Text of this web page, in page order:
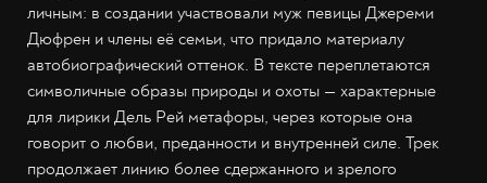
личным: в создании участвовали муж певицы Джереми
Дюфрен и члены её семьи, что придало материалу
автобиографический оттенок. В тексте переплетаются
символичные образы природы и охоты — характерные
для лирики Дель Рей метафоры, через которые она
говорит о любви, преданности и внутренней силе. Трек
продолжает линию более сдержанного и зрелого